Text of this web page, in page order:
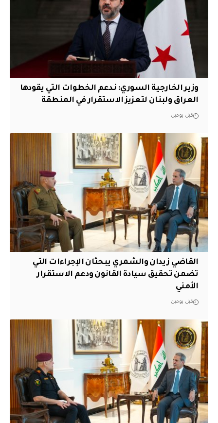
وزير الخارجية السوري: ندعم الخطوات التي يقودها
العراق ولبنان لتعزيز الاستقرار في المنطقة
قبل يومين
القاضي زيدان والشمري يبحثان الإجراءات التي
تضمن تحقيق سيادة القانون ودعم الاستقرار
الأمني
قبل يومين